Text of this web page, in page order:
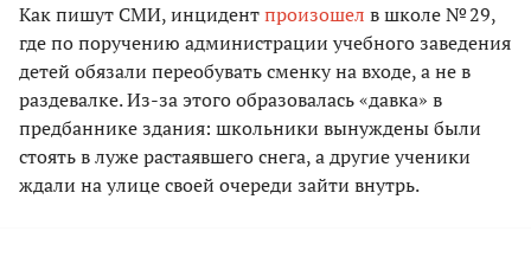
Как пишут СМИ, инцидентпроизошел в школе № 29,
где по поручению администрации учебного заведения
детей обязали переобувать сменку на входе, а не в
раздевалке. Из-за этого образовалась «давка» в
предбаннике здания: школьники вынуждены были
стоять в луже растаявшего снега, а другие ученики
ждали на улице своей очереди зайти внутрь.